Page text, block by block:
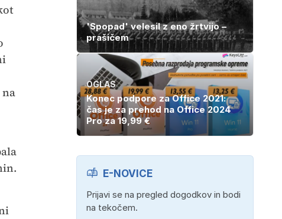
'Spopad' velesil z eno žrtvijo –
prašičem
OGLAS
Konec podpore za Office 2021:
čas je za prehod na Office 2024
Pro za 19,99 €
E-NOVICE
Prijavi se na pregled dogodkov in bodi
na tekočem.